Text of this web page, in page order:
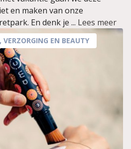
en maken van onze
En denk je ... Lees meer
, VERZORGING EN BEAUTY